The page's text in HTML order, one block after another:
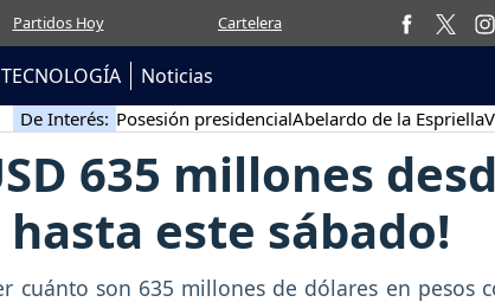
Partidos Hoy Cartelera
TECNOLOGÍA Noticias
De Interés: Posesión presidencialAbelardo de la Espriella
635 millones
este sábado!
cuánto son 635 millones de dólares en pesos